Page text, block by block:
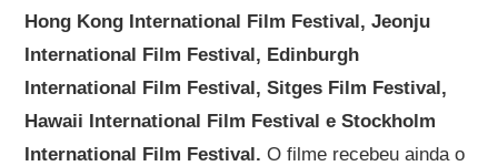
Hong Kong International Film Festival, Jeonju
International Film Festival, Edinburgh
International Film Festival, Sitges Film Festival,
Hawaii International Film Festival e Stockholm
International Film Festival. O filme recebeu ainda o